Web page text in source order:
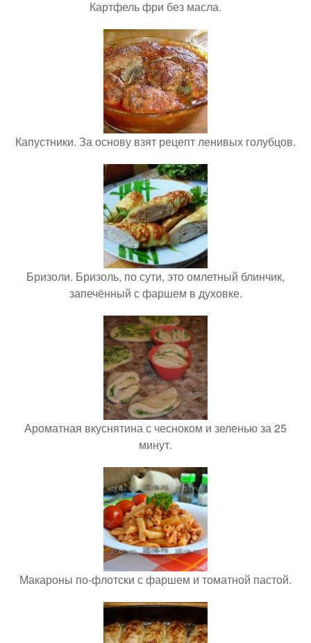
Картфель фри без масла.
Капустники. За основу взят рецепт ленивых голубцов.
Бризоли. Бризоль, по сути, это омлетный блинчик,
запечённый с фаршем в духовке.
Ароматная вкуснятина с чесноком и зеленью за 25
минут.
Макароны по-флотски с фаршем и томатной пастой.